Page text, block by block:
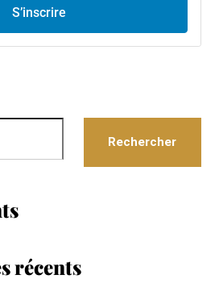
S’inscrire
Rechercher
récents